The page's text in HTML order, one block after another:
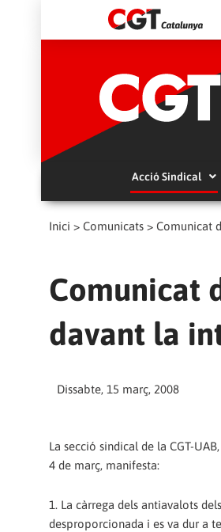
Acció Sindical
Inici > Comunicats > Comunicat
Comunicat
davant la
Dissabte, 15 març, 2008
La secció sindical de la CGT-
4 de març, manifesta:
1. La càrrega dels antiavalots
desproporcionada i es va dur a